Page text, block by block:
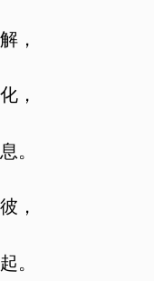
，
，
。
，
。